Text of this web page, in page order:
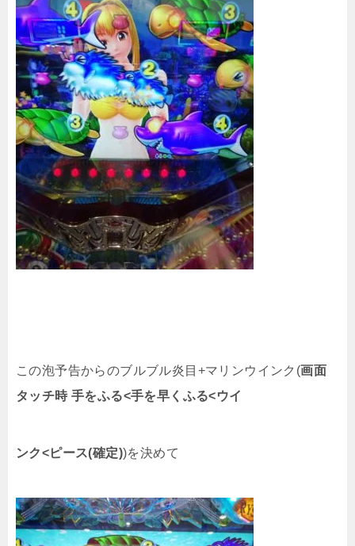
この泡予告からのブルブル炎目+マリンウインク(画面
タッチ時 手をふる<手を早くふる<ウイ
ンク<ピース(確定))を決めて